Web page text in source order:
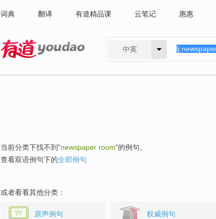
词典 翻译 有道精品课 云笔记 惠惠
中英
当前分类下找不到"newspaper room"的例句。
查看双语例句下的全部例句
或者看看其他分类：
原声例句 权威例句